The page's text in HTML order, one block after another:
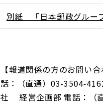
別紙 「日本郵政グルー
【報道関係の方のお問い
話：（直通）03-3504-
社 経営企画部 電話：（